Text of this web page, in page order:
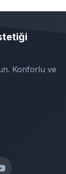
Konforlu ve